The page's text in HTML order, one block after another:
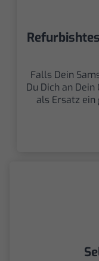
Falls Dein
Du Dich an
als Ersatz